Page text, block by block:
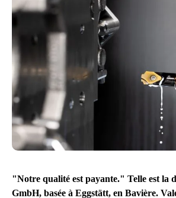
"Notre qualité est payante." Telle est la
GmbH, basée à Eggstätt, en Bavière.